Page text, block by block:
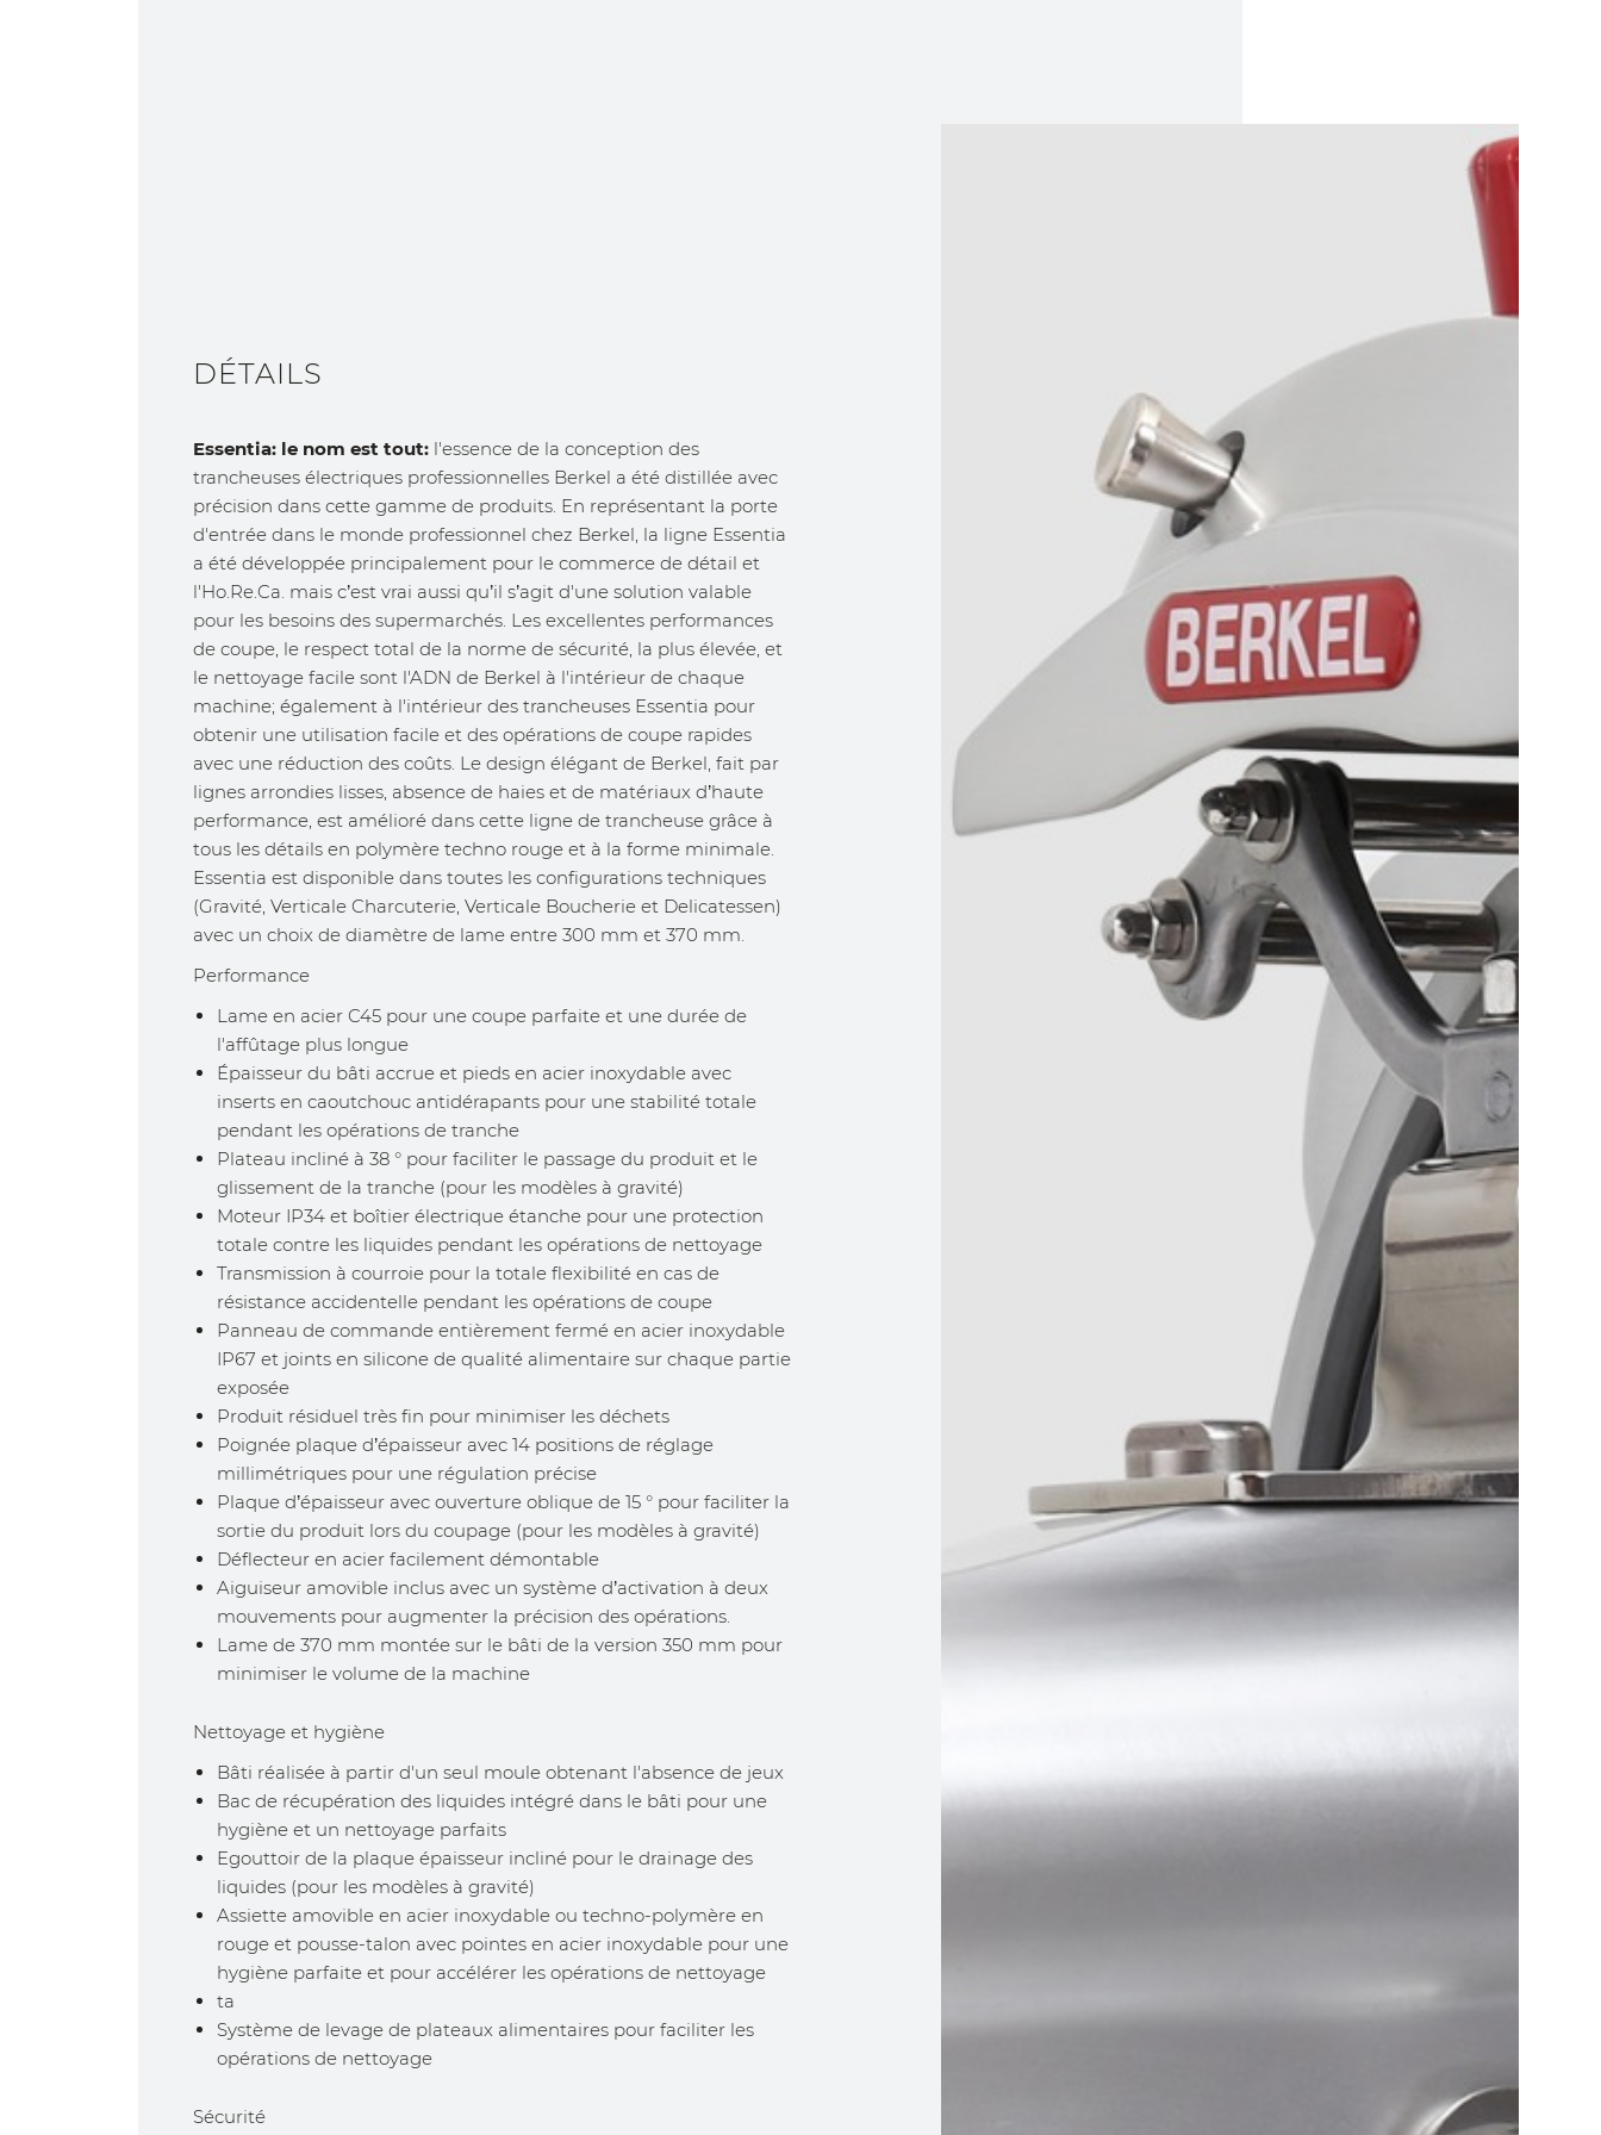
DÉTAILS
Essentia: le nom est tout:l'essence de la conception des
trancheuses électriques professionnelles Berkel a été distillée avec
précision dans cette gamme de produits. En représentant la porte
d'entrée dans le monde professionnel chez Berkel, la ligne Essentia
a été développée principalement pour le commerce de détail et
l'Ho.Re.Ca. mais c’est vrai aussi qu’il s’agit d'une solution valable
pour les besoins des supermarchés. Les excellentes performances
de coupe, le respect total de la norme de sécurité, la plus élevée, et
le nettoyage facile sont l'ADN de Berkel à l'intérieur de chaque
machine; également à l'intérieur des trancheuses Essentia pour
obtenir une utilisation facile et des opérations de coupe rapides
avec une réduction des coûts. Le design élégant de Berkel, fait par
lignes arrondies lisses, absence de haies et de matériaux d’haute
performance, est amélioré dans cette ligne de trancheuse grâce à
tous les détails en polymère techno rouge et à la forme minimale.
Essentia est disponible dans toutes les configurations techniques
(Gravité, Verticale Charcuterie, Verticale Boucherie et Delicatessen)
avec un choix de diamètre de lame entre 300 mm et 370 mm.
Performance
Lame en acier C45 pour une coupe parfaite et une durée de
l'affûtage plus longue
Épaisseur du bâti accrue et pieds en acier inoxydable avec
inserts en caoutchouc antidérapants pour une stabilité totale
pendant les opérations de tranche
Plateau incliné à 38 ° pour faciliter le passage du produit et le
glissement de la tranche (pour les modèles à gravité)
Moteur IP34 et boîtier électrique étanche pour une protection
totale contre les liquides pendant les opérations de nettoyage
Transmission à courroie pour la totale flexibilité en cas de
résistance accidentelle pendant les opérations de coupe
Panneau de commande entièrement fermé en acier inoxydable
IP67 et joints en silicone de qualité alimentaire sur chaque partie
exposée
Produit résiduel très fin pour minimiser les déchets
Poignée plaque d’épaisseur avec 14 positions de réglage
millimétriques pour une régulation précise
Plaque d’épaisseur avec ouverture oblique de 15 ° pour faciliter la
sortie du produit lors du coupage (pour les modèles à gravité)
Déflecteur en acier facilement démontable
Aiguiseur amovible inclus avec un système d’activation à deux
mouvements pour augmenter la précision des opérations.
Lame de 370 mm montée sur le bâti de la version 350 mm pour
minimiser le volume de la machine
Nettoyage et hygiène
Bâti réalisée à partir d'un seul moule obtenant l'absence de jeux
Bac de récupération des liquides intégré dans le bâti pour une
hygiène et un nettoyage parfaits
Egouttoir de la plaque épaisseur incliné pour le drainage des
liquides (pour les modèles à gravité)
Assiette amovible en acier inoxydable ou techno-polymère en
rouge et pousse-talon avec pointes en acier inoxydable pour une
hygiène parfaite et pour accélérer les opérations de nettoyage
ta
Système de levage de plateaux alimentaires pour faciliter les
opérations de nettoyage
Sécurité